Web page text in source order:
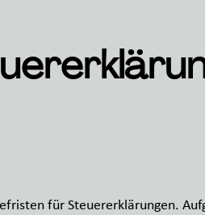
für Steuererklärungen.